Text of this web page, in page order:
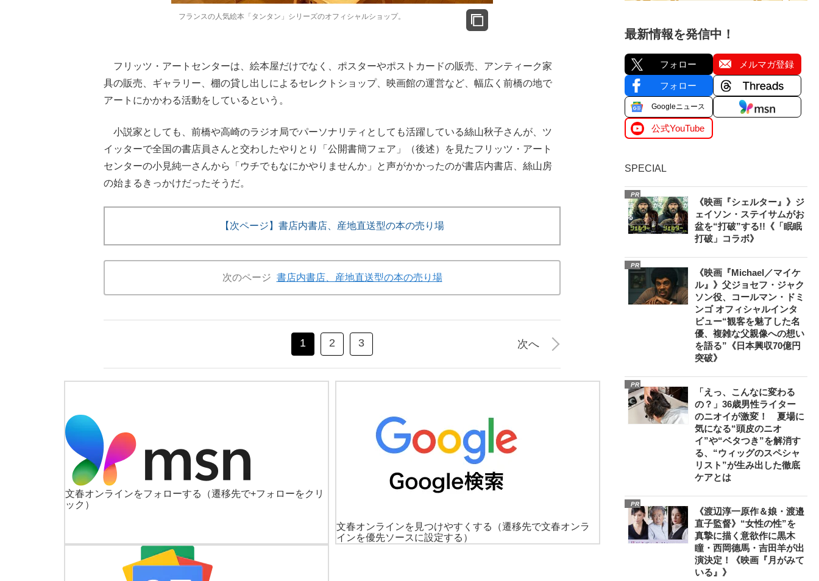
フランスの人気絵本「タンタン」シリーズのオフィシャルショップ。
フリッツ・アートセンターは、絵本屋だけでなく、ポスターやポストカードの販売、アンティーク家
具の販売、ギャラリー、棚の貸し出しによるセレクトショップ、映画館の運営など、幅広く前橋の地で
アートにかかわる活動をしているという。
小説家としても、前橋や高崎のラジオ局でパーソナリティとしても活躍している絲山秋子さんが、ツ
イッターで全国の書店員さんと交わしたやりとり「公開書簡フェア」（後述）を見たフリッツ・アート
センターの小見純一さんから「ウチでもなにかやりませんか」と声がかかったのが書店内書店、絲山房
の始まるきっかけだったそうだ。
【次ページ】書店内書店、産地直送型の本の売り場
次のページ 書店内書店、産地直送型の本の売り場
1 2 3 次へ
文春オンラインをフォローする
（遷移先で+フォローをクリ
ック）
文春オンラインを見つけやすくする
（遷移先で文春オンラ
インを優先ソースに設定する）
最新情報を発信中！
フォロー メルマガ登録
フォロー
Googleニュース
公式YouTube
SPECIAL
PR
《映画『シェルター』》ジ
ェイソン・ステイサムがお
盆を“打破”する!!《「眠眠
打破」コラボ》
PR
《映画『Michael／マイケ
ル』》父ジョセフ・ジャク
ソン役、コールマン・ドミ
ンゴ オフィシャルインタ
ビュー“観客を魅了した名
優、複雑な父親像への想い
を語る”《日本興収70億円
突破》
PR
「えっ、こんなに変わる
の？」36歳男性ライター
のニオイが激変！ 夏場に
気になる“頭皮のニオ
イ”や“ベタつき”を解消す
る、“ウィッグのスペシャ
リスト”が生み出した徹底
ケアとは
PR
《渡辺淳一原作＆娘・渡邉
直子監督》“女性の性”を
真摯に描く意欲作に黒木
瞳・西岡德馬・吉田羊が出
演決定！《映画『月がみて
いる』》